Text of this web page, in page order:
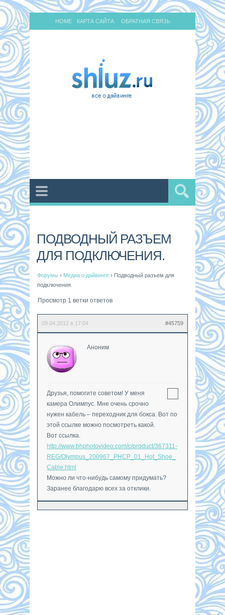
HOME КАРТА САЙТА ОБРАТНАЯ СВЯЗЬ
ПОДВОДНЫЙ РАЗЪЕМ
ДЛЯ ПОДКЛЮЧЕНИЯ.
Форумы › Медиа о дайвинге › Подводный разъем для
подключения.
Просмотр 1 ветки ответов
09.04.2012 в 17:04 #45759
Аноним
Друзья, помогите советом! У меня
камера Олимпус. Мне очень срочно
нужен кабель – переходник для бокса. Вот по
этой ссылке можно посмотреть какой.
Вот ссылка.
http://www.bhphotovideo.com/c/product/367311-
REG/Olympus_200967_PHCP_01_Hot_Shoe_
Cable.html
Можно ли что-нибудь самому придумать?
Заранее благодарю всех за отклики.